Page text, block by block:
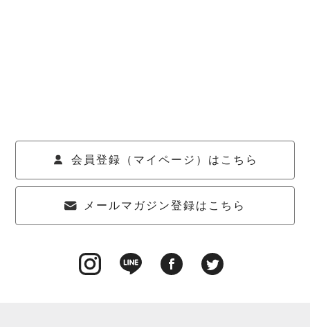
会員登録（マイページ）はこちら
メールマガジン登録はこちら